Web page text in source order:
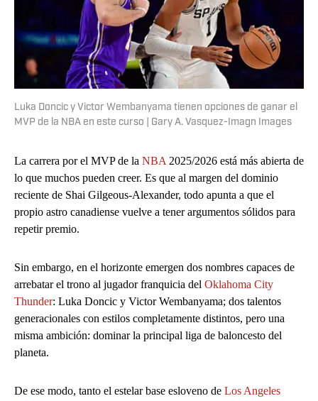
Luka Doncic y Victor Wembanyama tienen opciones de ganar el
MVP de la NBA en este curso | Gary A. Vasquez-Imagn Images
La carrera por el MVP de la NBA 2025/2026 está más abierta de
lo que muchos pueden creer. Es que al margen del dominio
reciente de Shai Gilgeous-Alexander, todo apunta a que el
propio astro canadiense vuelve a tener argumentos sólidos para
repetir premio.
Sin embargo, en el horizonte emergen dos nombres capaces de
arrebatar el trono al jugador franquicia del Oklahoma City
Thunder: Luka Doncic y Victor Wembanyama; dos talentos
generacionales con estilos completamente distintos, pero una
misma ambición: dominar la principal liga de baloncesto del
planeta.
De ese modo, tanto el estelar base esloveno de Los Angeles